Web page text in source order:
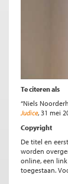
Te citeren als
“Niels
Judice, 31 mei
Copyright
De titel en
worden
online, een
toegestaan.